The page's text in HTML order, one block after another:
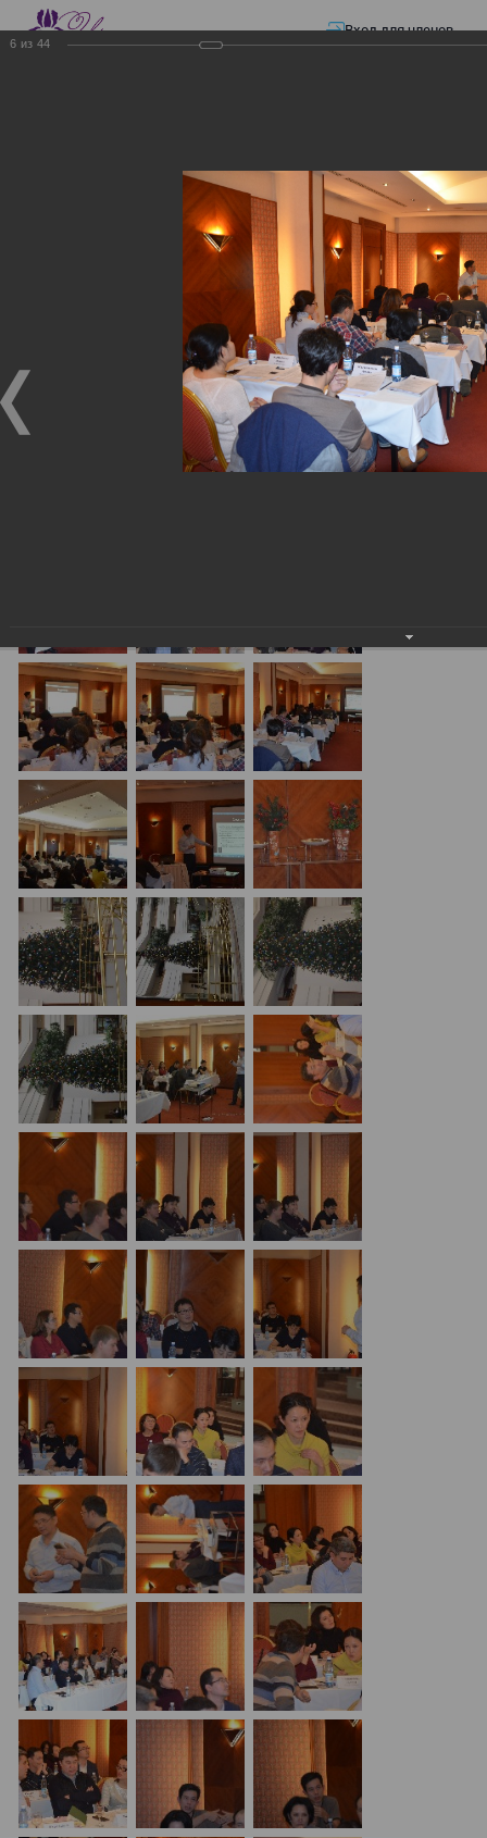
Вход для членов
Презентации—Семинар по разъяснению норм
Закона «О ТРАНСФЕРТНОМ ЦЕНООБРАЗОВАНИИ»
Семинар по разъяснению
норм Закона «О
ТРАНСФЕРТНОМ
ЦЕНООБРАЗОВАНИИ»
Семинар по разъяснению норм Закона «О
ТРАНСФЕРТНОМ ЦЕНООБРАЗОВАНИИ»
6 из 44